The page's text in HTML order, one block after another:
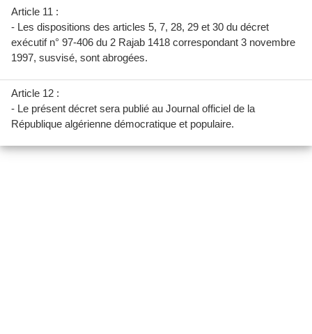
Article 11 :
- Les dispositions des articles 5, 7, 28, 29 et 30 du décret
exécutif n° 97-406 du 2 Rajab 1418 correspondant 3 novembre
1997, susvisé, sont abrogées.
Article 12 :
- Le présent décret sera publié au Journal officiel de la
République algérienne démocratique et populaire.